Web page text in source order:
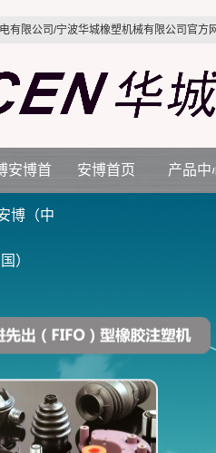
有限公司/宁波华城橡塑机械有限公司官方网
安博首
博（中
国）
简介
安博首页 产品中
拉伸机